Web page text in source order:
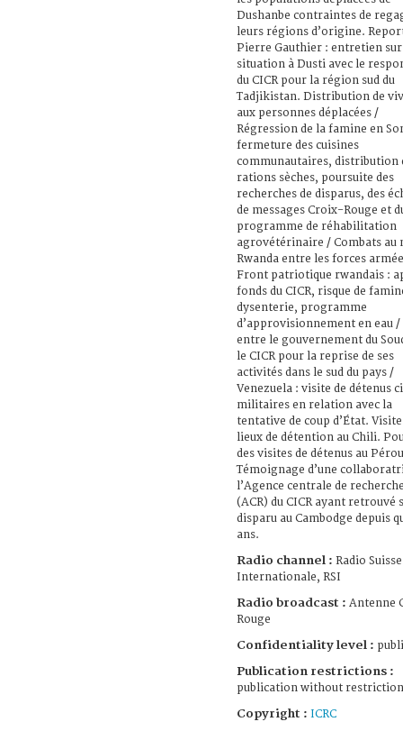
Dushanbe contraintes de
leurs régions d’origine.
Pierre Gauthier : entretien
situation à Dusti avec le
du CICR pour la région sud du
Tadjikistan. Distribution de
aux personnes déplacées /
Régression de la famine en
fermeture des cuisines
communautaires, distribution
rations sèches, poursuite des
recherches de disparus, des
de messages Croix-Rouge et
programme de réhabilitation
agrovétérinaire / Combats au
Rwanda entre les forces
Front patriotique rwandais :
fonds du CICR, risque de
dysenterie, programme
d’approvisionnement en eau /
entre le gouvernement du
le CICR pour la reprise de ses
activités dans le sud du pays /
Venezuela : visite de détenus
militaires en relation avec la
tentative de coup d’État.
lieux de détention au Chili.
des visites de détenus au
Témoignage d’une
l’Agence centrale de
(ACR) du CICR ayant retrouvé
disparu au Cambodge depuis
ans.
Radio channel : Radio Suisse
Internationale, RSI
Radio broadcast : Antenne
Rouge
Confidentiality level :
Publication restrictions :
publication without
Copyright : ICRC